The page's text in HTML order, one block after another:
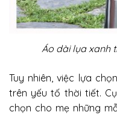
Áo dài lụa xanh
Tuy nhiên, việc lựa
trên yếu tố thời tiết.
chọn cho mẹ những